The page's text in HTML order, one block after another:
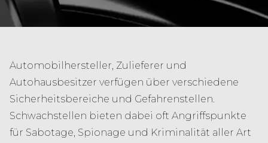
Automobilhersteller, Zulieferer und
Autohausbesitzer verfügen über verschiedene
Sicherheitsbereiche und Gefahrenstellen.
Schwachstellen bieten dabei oft Angriffspunkte
für Sabotage, Spionage und Kriminalität aller Art